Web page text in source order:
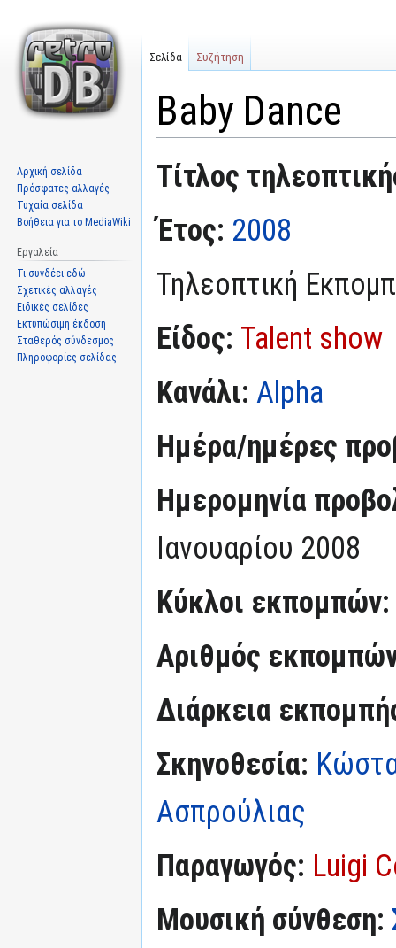
Baby Dance
Μετάβαση
στην
Πήδηση
στην
Τίτλος
Έτος: 2008
Τηλεοπτική
Είδος: Talent show
Κανάλι: Alpha
Ημέρα/ημέρες
Ημερομηνία
Ιανουαρίου 2008
Κύκλοι εκπομπών:
Αριθμός
Διάρκεια
Σκηνοθεσία:
Ασπρούλιας
Παραγωγός: Luigi
Μουσική σύνθεση:
Σελίδα Συζήτηση
Αρχική σελίδα
Πρόσφατες αλλαγές
Τυχαία σελίδα
Βοήθεια για το MediaWiki
Εργαλεία
Τι συνδέει εδώ
Σχετικές αλλαγές
Ειδικές σελίδες
Εκτυπώσιμη έκδοση
Σταθερός σύνδεσμος
Πληροφορίες σελίδας